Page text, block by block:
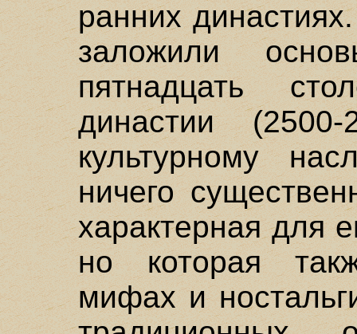
ранних
заложили
пятнадцать
династии
культурному
ничего
характерная для
но которая
мифах и